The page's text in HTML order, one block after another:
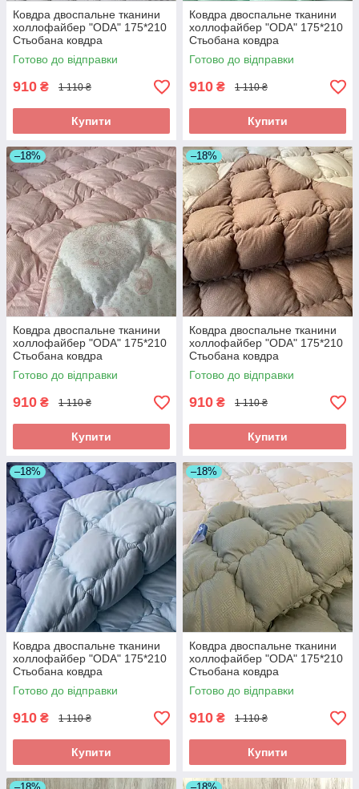
Ковдра двоспальне тканини
холлофайбер "ODA" 175*210
Стьобана ковдра
Готово до відправки
910 ₴ 1 110 ₴
Купити
Ковдра двоспальне тканини
холлофайбер "ODA" 175*210
Стьобана ковдра
Готово до відправки
910 ₴ 1 110 ₴
Купити
–18%
Ковдра двоспальне тканини
холлофайбер "ODA" 175*210
Стьобана ковдра
Готово до відправки
910 ₴ 1 110 ₴
Купити
–18%
Ковдра двоспальне тканини
холлофайбер "ODA" 175*210
Стьобана ковдра
Готово до відправки
910 ₴ 1 110 ₴
Купити
–18%
Ковдра двоспальне тканини
холлофайбер "ODA" 175*210
Стьобана ковдра
Готово до відправки
910 ₴ 1 110 ₴
Купити
–18%
Ковдра двоспальне тканини
холлофайбер "ODA" 175*210
Стьобана ковдра
Готово до відправки
910 ₴ 1 110 ₴
Купити